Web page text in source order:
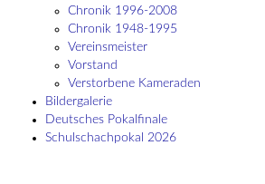
Chronik 1996-2008
Chronik 1948-1995
Vereinsmeister
Vorstand
Verstorbene Kameraden
Bildergalerie
Deutsches Pokalfinale
Schulschach­pokal 2026